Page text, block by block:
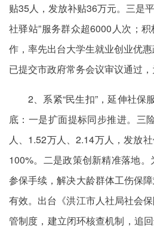
贴35人，发放补贴36万元。三是
社驿站”服务群众超6000人次；
作，率先出台大学生就业创业优
已提交市政府常务会议审议通过，
2、系紧“民生扣”，延伸社保
底：一是扩面提标同步推进。三
人、1.52万人、2.14万人，发放
100%。二是政策创新精准落地
参保手续，解决大龄群体工伤保
有效。出台《洪江市人社局社会
管制度，建立闭环核查机制，追